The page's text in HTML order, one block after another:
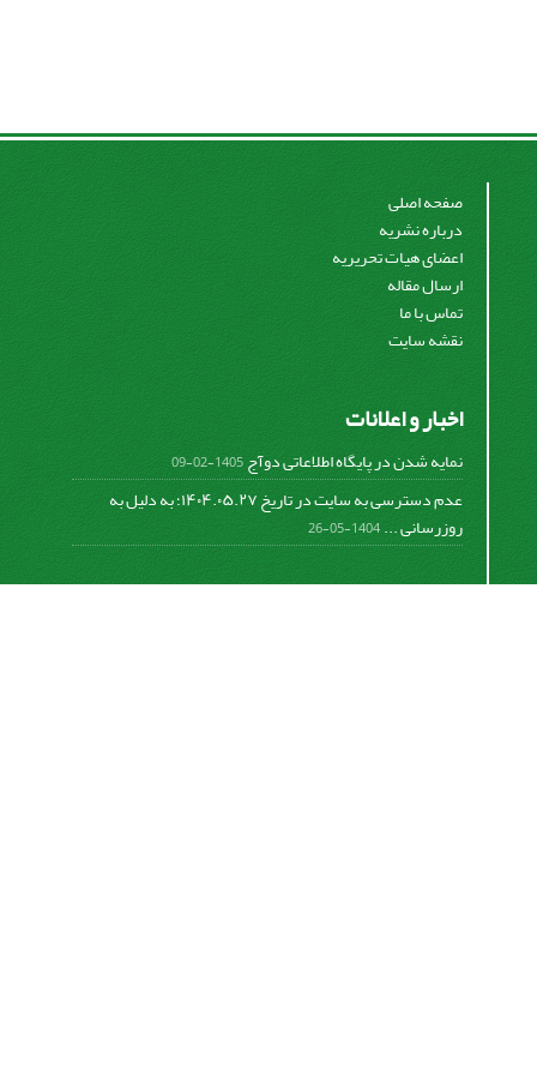
صفحه اصلی
درباره نشریه
اعضای هیات تحریریه
ارسال مقاله
تماس با ما
نقشه سایت
اخبار و اعلانات
نمایه شدن در پایگاه اطلاعاتی دوآج1405-02-09
عدم دسترسی به سایت در تاریخ ۱۴۰۴.۰۵.۲۷؛ به دلیل به
روزرسانی ...1404-05-26